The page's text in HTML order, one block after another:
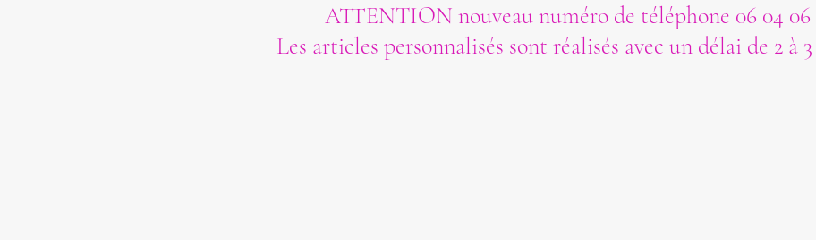
ATTENTION nouveau numéro de téléphone 06 04 06
Les articles personnalisés sont réalisés avec un délai de 2 à